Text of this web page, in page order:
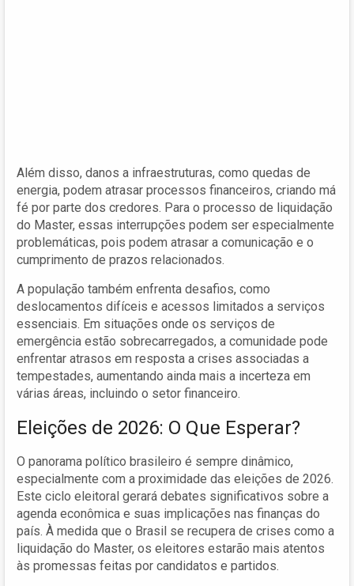
Além disso, danos a infraestruturas, como quedas de
energia, podem atrasar processos financeiros, criando má
fé por parte dos credores. Para o processo de liquidação
do Master, essas interrupções podem ser especialmente
problemáticas, pois podem atrasar a comunicação e o
cumprimento de prazos relacionados.
A população também enfrenta desafios, como
deslocamentos difíceis e acessos limitados a serviços
essenciais. Em situações onde os serviços de
emergência estão sobrecarregados, a comunidade pode
enfrentar atrasos em resposta a crises associadas a
tempestades, aumentando ainda mais a incerteza em
várias áreas, incluindo o setor financeiro.
Eleições de 2026: O Que Esperar?
O panorama político brasileiro é sempre dinâmico,
especialmente com a proximidade das eleições de 2026.
Este ciclo eleitoral gerará debates significativos sobre a
agenda econômica e suas implicações nas finanças do
país. À medida que o Brasil se recupera de crises como a
liquidação do Master, os eleitores estarão mais atentos
às promessas feitas por candidatos e partidos.